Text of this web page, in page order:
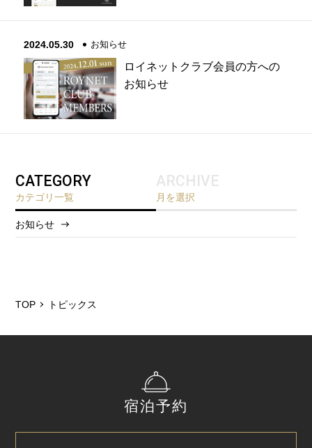
2024.05.30 お知らせ
ロイネットクラブ会員の方への
お知らせ
CATEGORY
カテゴリ一覧
お知らせ
ARCHIVE
月を選択
2026/4
2024/5
TOP トピックス
宿泊予約